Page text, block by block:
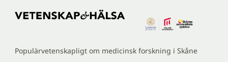
Hoppa
Populärvetenskapligt om medicinsk forskning i Skåne